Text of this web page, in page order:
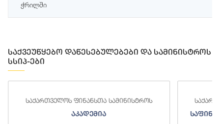
ჭრილში
საქვეუწყებო დაწესებულებები და სამინისტროს
სსიპ-ები
საქართველოს ფინანსთა სამინისტროს
აკადემია